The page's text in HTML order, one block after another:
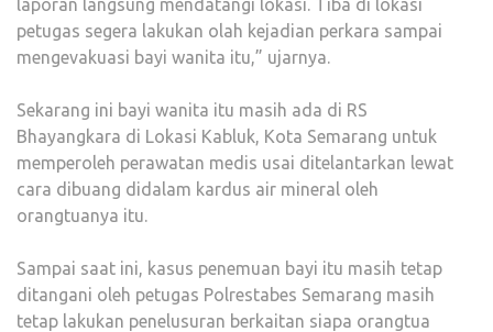
laporan langsung mendatangi lokasi. Tiba di lokasi
petugas segera lakukan olah kejadian perkara sampai
mengevakuasi bayi wanita itu,” ujarnya.
Sekarang ini bayi wanita itu masih ada di RS
Bhayangkara di Lokasi Kabluk, Kota Semarang untuk
memperoleh perawatan medis usai ditelantarkan lewat
cara dibuang didalam kardus air mineral oleh
orangtuanya itu.
Sampai saat ini, kasus penemuan bayi itu masih tetap
ditangani oleh petugas Polrestabes Semarang masih
tetap lakukan penelusuran berkaitan siapa orangtua